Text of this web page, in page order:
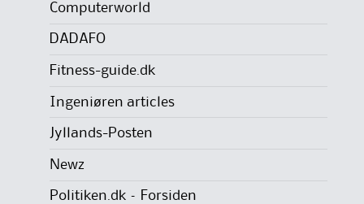
Computerworld
DADAFO
Fitness-guide.dk
Ingeniøren articles
Jyllands-Posten
Newz
Politiken.dk – Forsiden